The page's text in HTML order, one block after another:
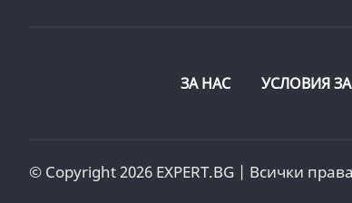
ЗА НАС УСЛОВИЯ
© Copyright 2026 EXPERT.BG | Всички